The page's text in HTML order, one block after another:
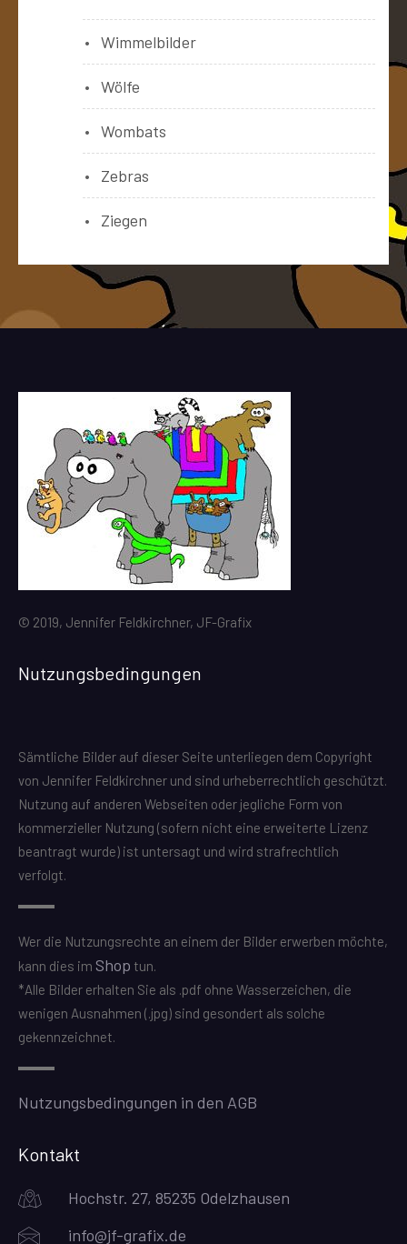
Wimmelbilder
Wölfe
Wombats
Zebras
Ziegen
© 2019, Jennifer Feldkirchner, JF-Grafix
Nutzungsbedingungen
Sämtliche Bilder auf dieser Seite unterliegen dem Copyright
von Jennifer Feldkirchner und sind urheberrechtlich geschützt.
Nutzung auf anderen Webseiten oder jegliche Form von
kommerzieller Nutzung (sofern nicht eine erweiterte Lizenz
beantragt wurde) ist untersagt und wird strafrechtlich
verfolgt.
Wer die Nutzungsrechte an einem der Bilder erwerben möchte,
kann dies im Shop tun.
*Alle Bilder erhalten Sie als .pdf ohne Wasserzeichen, die
wenigen Ausnahmen (.jpg) sind gesondert als solche
gekennzeichnet.
Nutzungsbedingungen in den AGB
Kontakt
Hochstr. 27, 85235 Odelzhausen
info@jf-grafix.de